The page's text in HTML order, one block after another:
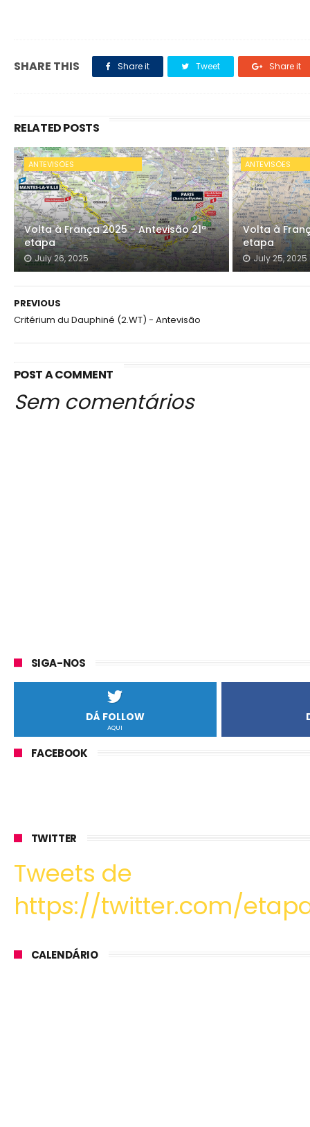
SHARE THIS Share it Tweet Share it
RELATED POSTS
ANTEVISÕES
Volta à França 2025 - Antevisão 21ª
etapa
July 26, 2025
ANTEVISÕES
Volta à
etapa
July 25, 2025
PREVIOUS
Critérium du Dauphiné (2.WT) - Antevisão
POST A COMMENT
Sem comentários
SIGA-NOS
DÁ FOLLOW
AQUI
FACEBOOK
TWITTER
Tweets de
https://twitter.com/
CALENDÁRIO